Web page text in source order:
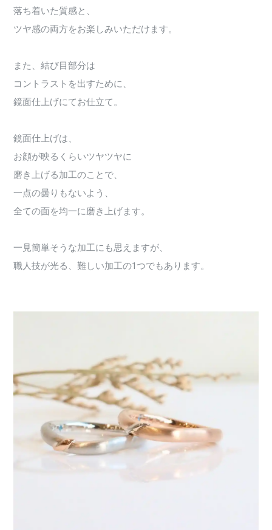
落ち着いた質感と、
ツヤ感の両方をお楽しみいただけます。
また、結び目部分は
コントラストを出すために、
鏡面仕上げにてお仕立て。
鏡面仕上げは、
お顔が映るくらいツヤツヤに
磨き上げる加工のことで、
一点の曇りもないよう、
全ての面を均一に磨き上げます。
一見簡単そうな加工にも思えますが、
職人技が光る、難しい加工の1つでもあります。